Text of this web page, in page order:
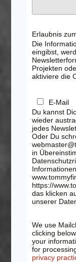
Erlaubnis
Die
eingibst,
Projekten
aktiviere die
E-Mail
Du kannst
wieder
jedes
Oder Du
in
https://
das klicken
unserer
We use
clicking
your
for
privacy